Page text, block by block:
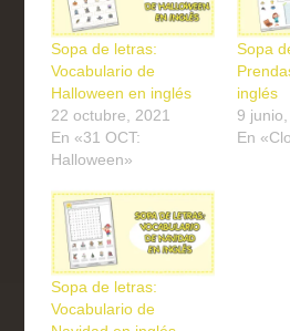
Sopa de letras:
Vocabulario de
Halloween en inglés
22 octubre, 2021
En «31 OCT:
Halloween»
Sopa
inglés
9
En
Sopa de letras:
Vocabulario de